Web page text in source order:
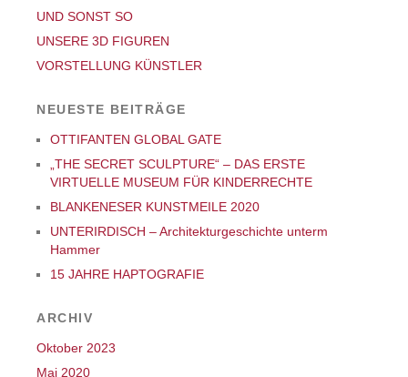
UND SONST SO
UNSERE 3D FIGUREN
VORSTELLUNG KÜNSTLER
NEUESTE BEITRÄGE
OTTIFANTEN GLOBAL GATE
„THE SECRET SCULPTURE“ – DAS ERSTE
VIRTUELLE MUSEUM FÜR KINDERRECHTE
BLANKENESER KUNSTMEILE 2020
UNTERIRDISCH – Architekturgeschichte unterm
Hammer
15 JAHRE HAPTOGRAFIE
ARCHIV
Oktober 2023
Mai 2020